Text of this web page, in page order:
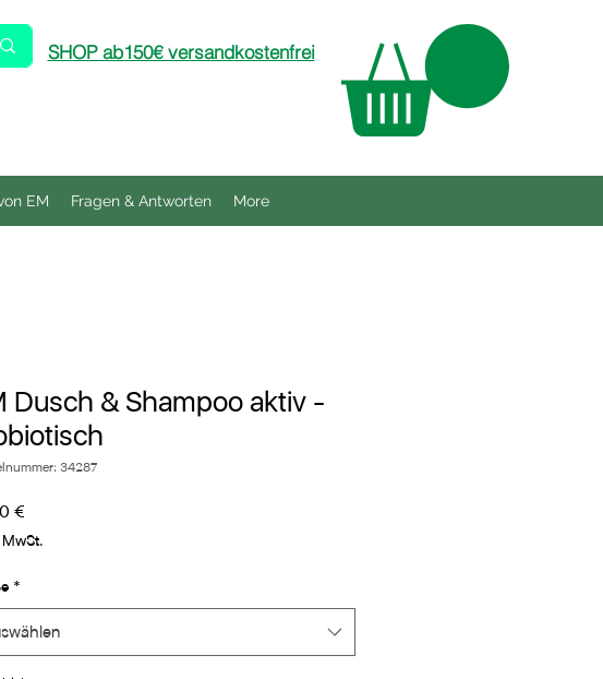
SHOP ab150€ versandkostenfrei
EM Fragen & Antworten More
Dusch & Shampoo aktiv -
34287
€
*